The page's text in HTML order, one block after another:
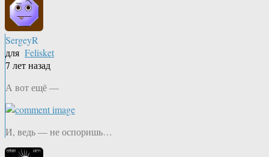
SergeyR
для Felisket
7 лет назад
А вот ещё —
И, ведь — не оспоришь…